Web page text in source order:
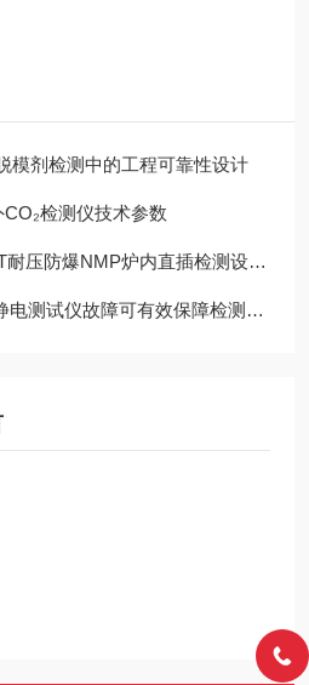
模剂检测中的工程可靠性设计
检测仪技术参数
爆NMP炉内直插检测设备工程设计指南
仪故障可有效保障检测工作正常开展